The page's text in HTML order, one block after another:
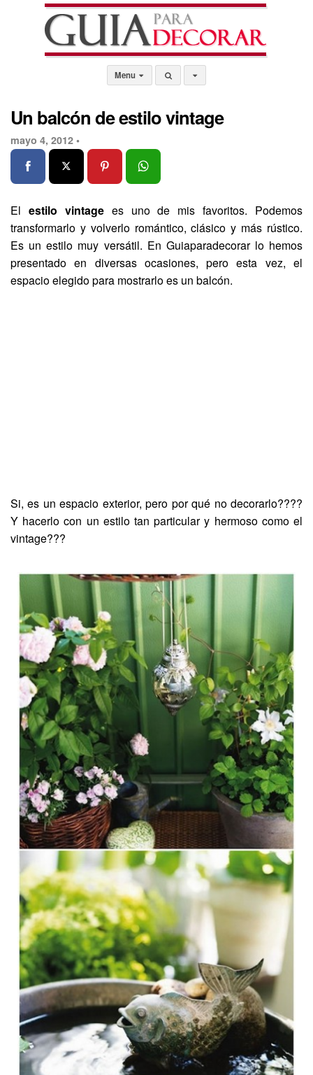
Menu
Un balcón de estilo vintage
mayo 4, 2012 •
El estilo vintagees uno de mis favoritos. Podemos
transformarlo y volverlo romántico, clásico y más rústico.
Es un estilo muy versátil. En Guiaparadecorar lo hemos
presentado en diversas ocasiones, pero esta vez, el
espacio elegido para mostrarlo es un balcón.
Si, es un espacio exterior, pero por qué no decorarlo????
Y hacerlo con un estilo tan particular y hermoso como el
vintage???